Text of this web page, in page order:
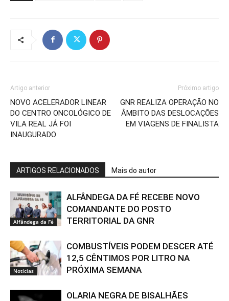
Artigo anterior
NOVO ACELERADOR LINEAR
DO CENTRO ONCOLÓGICO DE
VILA REAL JÁ FOI
INAUGURADO
Próximo artigo
GNR REALIZA OPERAÇÃO NO
ÂMBITO DAS DESLOCAÇÕES
EM VIAGENS DE FINALISTA
ARTIGOS RELACIONADOS Mais do autor
Alfândega da Fé
ALFÂNDEGA DA FÉ RECEBE NOVO
COMANDANTE DO POSTO
TERRITORIAL DA GNR
Notícias
COMBUSTÍVEIS PODEM DESCER ATÉ
12,5 CÊNTIMOS POR LITRO NA
PRÓXIMA SEMANA
OLARIA NEGRA DE BISALHÃES